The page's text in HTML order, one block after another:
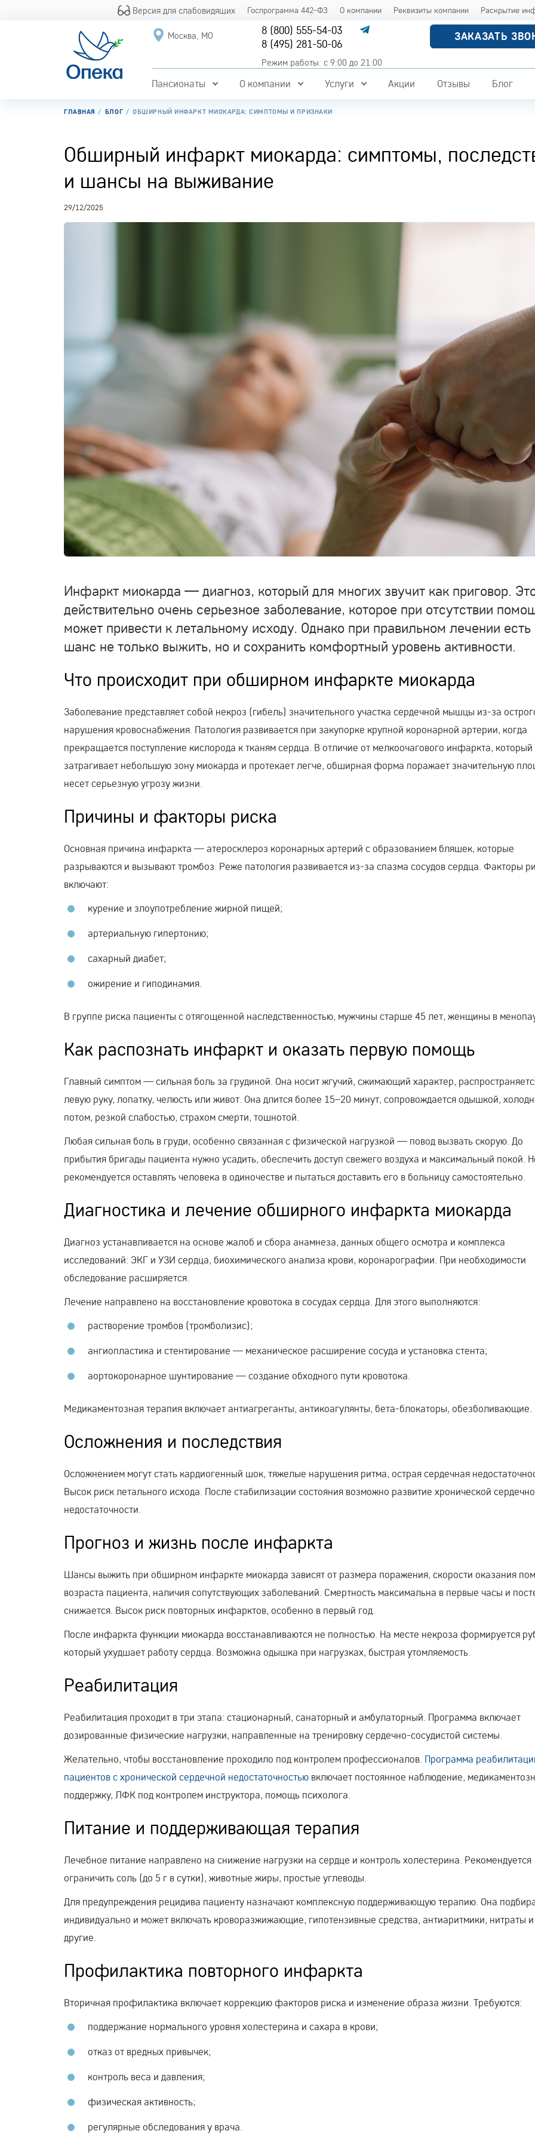
Версия для слабовидящих Госпрограмма 442-ФЗ О компании Реквизиты компании Раскрытие
Москва, МО
8 (800) 555-54-03
8 (495) 281-50-06
Режим работы: с 9:00 до 21:00
ЗАКАЗАТЬ
Пансионаты О компании Услуги Акции Отзывы Блог
ГЛАВНАЯ БЛОГ ОБШИРНЫЙ ИНФАРКТ МИОКАРДА: СИМПТОМЫ И ПРИЗНАКИ
Обширный инфаркт миокарда: симптомы,
и шансы на выживание
29/12/2025
Инфаркт миокарда — диагноз, который для многих звучит как приговор.
действительно очень серьезное заболевание, которое при отсутствии
может привести к летальному исходу. Однако при правильном лечении есть
шанс не только выжить, но и сохранить комфортный уровень активности.
Что происходит при обширном инфаркте миокарда
Заболевание представляет собой некроз (гибель) значительного участка сердечной мышцы из-за
нарушения кровоснабжения. Патология развивается при закупорке крупной коронарной артерии, когда
прекращается поступление кислорода к тканям сердца. В отличие от мелкоочагового инфаркта, который
затрагивает небольшую зону миокарда и протекает легче, обширная форма поражает значительную
несет серьезную угрозу жизни.
Причины и факторы риска
Основная причина инфаркта — атеросклероз коронарных артерий с образованием бляшек, которые
разрываются и вызывают тромбоз. Реже патология развивается из-за спазма сосудов сердца. Факторы
включают:
курение и злоупотребление жирной пищей;
артериальную гипертонию;
сахарный диабет;
ожирение и гиподинамия.
В группе риска пациенты с отягощенной наследственностью, мужчины старше 45 лет, женщины в
Как распознать инфаркт и оказать первую помощь
Главный симптом — сильная боль за грудиной. Она носит жгучий, сжимающий характер,
левую руку, лопатку, челюсть или живот. Она длится более 15–20 минут, сопровождается одышкой,
потом, резкой слабостью, страхом смерти, тошнотой.
Любая сильная боль в груди, особенно связанная с физической нагрузкой — повод вызвать скорую. До
прибытия бригады пациента нужно усадить, обеспечить доступ свежего воздуха и максимальный покой.
рекомендуется оставлять человека в одиночестве и пытаться доставить его в больницу самостоятельно.
Диагностика и лечение обширного инфаркта миокарда
Диагноз устанавливается на основе жалоб и сбора анамнеза, данных общего осмотра и комплекса
исследований: ЭКГ и УЗИ сердца, биохимического анализа крови, коронарографии. При необходимости
обследование расширяется.
Лечение направлено на восстановление кровотока в сосудах сердца. Для этого выполняются:
растворение тромбов (тромболизис);
ангиопластика и стентирование — механическое расширение сосуда и установка стента;
аортокоронарное шунтирование — создание обходного пути кровотока.
Медикаментозная терапия включает антиагреганты, антикоагулянты, бета-блокаторы, обезболивающие.
Осложнения и последствия
Осложнением могут стать кардиогенный шок, тяжелые нарушения ритма, острая сердечная
Высок риск летального исхода. После стабилизации состояния возможно развитие хронической
недостаточности.
Прогноз и жизнь после инфаркта
Шансы выжить при обширном инфаркте миокарда зависят от размера поражения, скорости оказания
возраста пациента, наличия сопутствующих заболеваний. Смертность максимальна в первые часы и
снижается. Высок риск повторных инфарктов, особенно в первый год.
После инфаркта функции миокарда восстанавливаются не полностью. На месте некроза формируется
который ухудшает работу сердца. Возможна одышка при нагрузках, быстрая утомляемость.
Реабилитация
Реабилитация проходит в три этапа: стационарный, санаторный и амбулаторный. Программа включает
дозированные физические нагрузки, направленные на тренировку сердечно-сосудистой системы.
Желательно, чтобы восстановление проходило под контролем профессионалов. Программа
пациентов с хронической сердечной недостаточностью включает постоянное наблюдение,
поддержку, ЛФК под контролем инструктора, помощь психолога.
Питание и поддерживающая терапия
Лечебное питание направлено на снижение нагрузки на сердце и контроль холестерина. Рекомендуется
ограничить соль (до 5 г в сутки), животные жиры, простые углеводы.
Для предупреждения рецидива пациенту назначают комплексную поддерживающую терапию. Она
индивидуально и может включать кроворазжижающие, гипотензивные средства, антиаритмики, нитраты и
другие.
Профилактика повторного инфаркта
Вторичная профилактика включает коррекцию факторов риска и изменение образа жизни. Требуются:
поддержание нормального уровня холестерина и сахара в крови;
отказ от вредных привычек;
контроль веса и давления;
физическая активность;
регулярные обследования у врача.